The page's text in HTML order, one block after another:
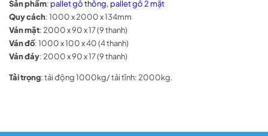
Sản phẩm: pallet gỗ thông, pallet gỗ 2 mặt
Quy cách: 1000 x 2000 x 134mm
Ván mặt: 2000 x 90 x 17 (9 thanh)
Ván đố: 1000 x 100 x 40 (4 thanh)
Ván đáy: 2000 x 90 x 17 (9 thanh)
Tải trọng: tải động 1000kg/ tải tĩnh: 2000kg.